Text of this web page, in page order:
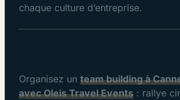
chaque culture d’entreprise.
Organisez un team building à
avec Oleis Travel Events : rallye